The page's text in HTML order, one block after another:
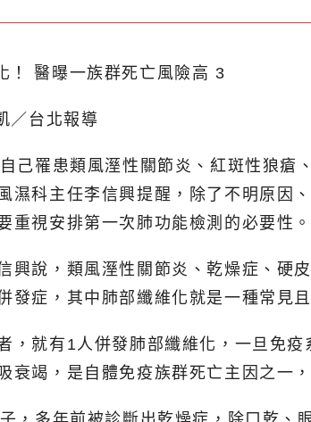
／台北報導
己罹患類風溼性關節炎、紅斑性狼
濕科主任李信興提醒，除了不明原因
重視安排第一次肺功能檢測的必要性。
興說，類風溼性關節炎、乾燥症、硬
發症，其中肺部纖維化就是一種常見
，就有1人併發肺部纖維化，一旦免
衰竭，是自體免疫族群死亡主因之一